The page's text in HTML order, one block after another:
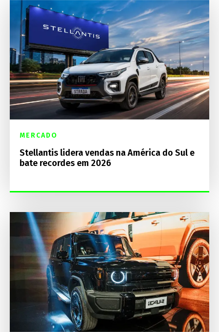
MERCADO
Stellantis lidera vendas na América do Sul e
bate recordes em 2026